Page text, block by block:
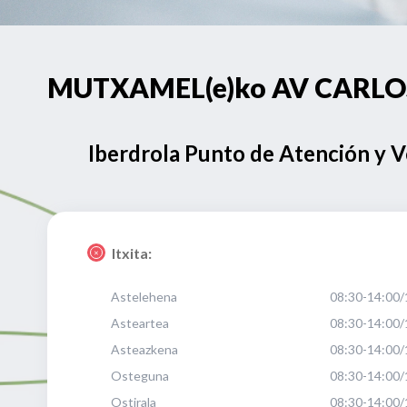
MUTXAMEL(e)ko AV
Iberdrola Punto de Atención y
Itxita:
Astelehena
08:30-
Asteartea
08:30-
Asteazkena
08:30-
Osteguna
08:30-
Ostirala
08:30-